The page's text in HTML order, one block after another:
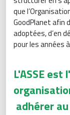
que
GoodPlanet afin
adoptées, d’en
pour les années
L'ASSE
adhérer